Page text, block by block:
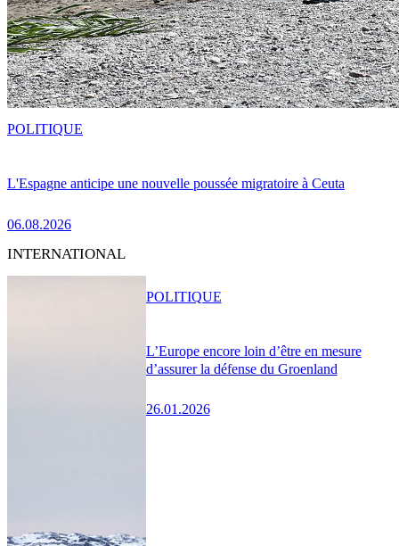
L'Espagne anticipe une nouvelle poussée migratoire à Ceuta
06.08.2026
POLITIQUE
INTERNATIONAL
L’Europe encore loin d’être en mesure
d’assurer la défense du Groenland
26.01.2026
POLITIQUE